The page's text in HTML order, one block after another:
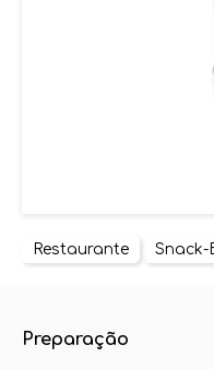
Restaurante Snack-
Preparação